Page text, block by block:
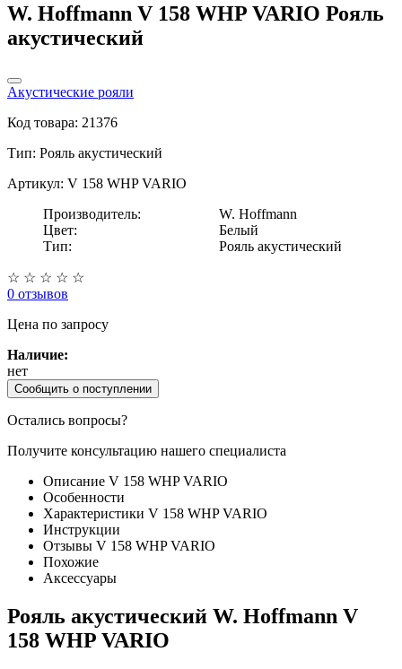
W. Hoffmann V 158 WHP VARIO Рояль
акустический
Акустические рояли
Код товара: 21376
Тип: Рояль акустический
Артикул: V 158 WHP VARIO
Производитель:
W. Hoffmann
Цвет:
Белый
Тип:
Рояль акустический
☆ ☆ ☆ ☆ ☆
0 отзывов
Цена по запросу
Наличие:
нет
Сообщить о поступлении
Остались вопросы?
Получите консультацию нашего специалиста
Описание V 158 WHP VARIO
Особенности
Характеристики V 158 WHP VARIO
Инструкции
Отзывы V 158 WHP VARIO
Похожие
Аксессуары
Рояль акустический W. Hoffmann V
158 WHP VARIO